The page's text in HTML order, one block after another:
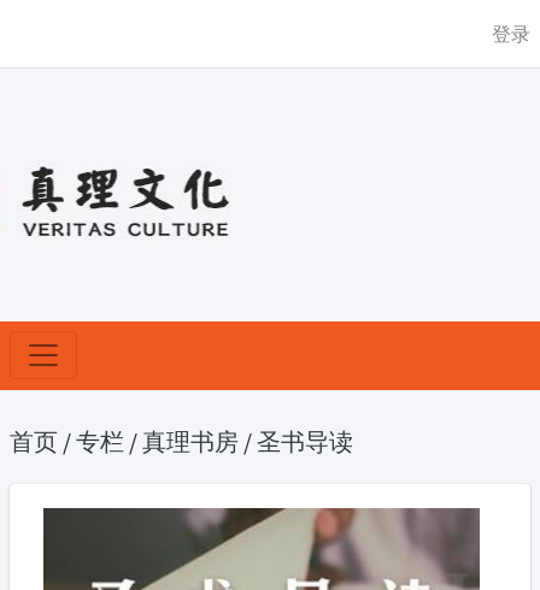
登录
首页 /专栏 /真理书房 /圣书导读